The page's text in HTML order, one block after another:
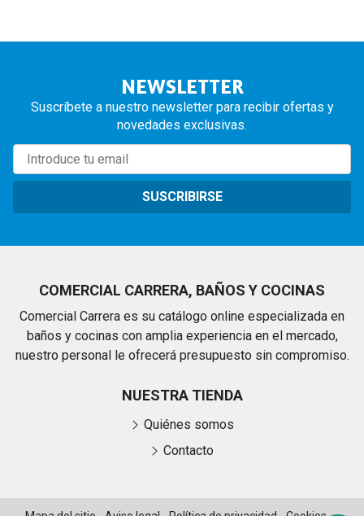
NEWSLETTER
Suscríbete a nuestro newsletter para recibir ofertas y
novedades exclusivas.
SUSCRIBIRSE
COMERCIAL CARRERA, BAÑOS Y COCINAS
Comercial Carrera es su catálogo online especializada en
baños y cocinas con amplia experiencia en el mercado,
nuestro personal le ofrecerá presupuesto sin compromiso.
NUESTRA TIENDA
Quiénes somos
Contacto